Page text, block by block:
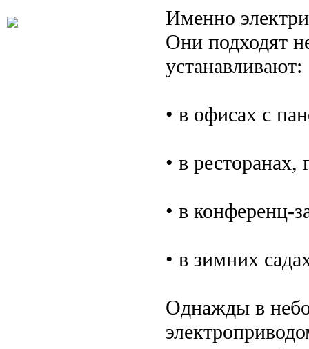
Именно
Они подходят
устанавливают:
• в офисах с
• в ресторанах,
• в конференц-
• в зимних
Однажды в